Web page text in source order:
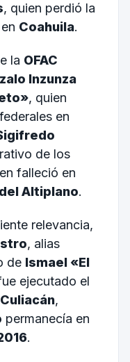
, quien perdió la
Coahuila.
la OFAC
Inzunza
, quien
en
de los
falleció en
Altiplano.
relevancia,
, alias
de Ismael «El
ejecutado el
Culiacán,
permanecía en
.